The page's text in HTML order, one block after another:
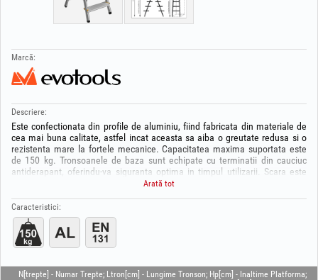
Marcă:
Descriere:
Este confectionata din profile de aluminiu, fiind fabricata din materiale de
cea mai buna calitate, astfel incat aceasta sa aiba o greutate redusa si o
rezistenta mare la fortele mecanice. Capacitatea maxima suportata este
de 150 kg. Tronsoanele de baza sunt echipate cu terminatii din cauciuc
antiderapant, oferindu-va siguranta optima in timpul utilizarii. Scara este
echipata cu sisteme de limitare a deschiderii. Este fabricata conform
Numarul de trepte include si ultima treapa/platforma.
Tolerante dimensiuni si greutate: ± 5%.
Arată tot
Caracteristici:
N[trepte] - Numar Trepte; Ltron[cm] - Lungime Tronson; Hp[cm] - Inaltime Platforma;